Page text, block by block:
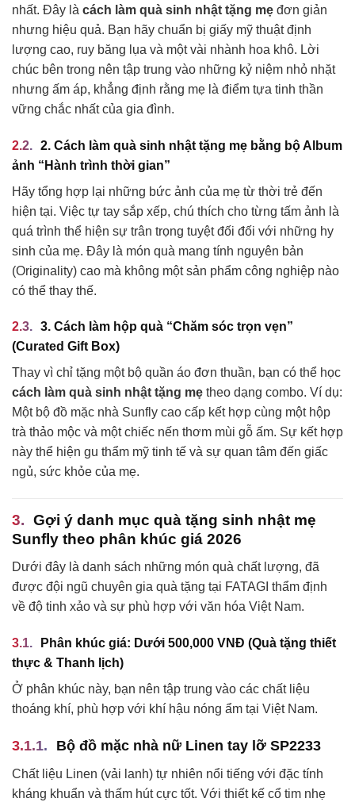
nhất. Đây là cách làm quà sinh nhật tặng mẹ đơn giản
nhưng hiệu quả. Bạn hãy chuẩn bị giấy mỹ thuật định
lượng cao, ruy băng lụa và một vài nhành hoa khô. Lời
chúc bên trong nên tập trung vào những kỷ niệm nhỏ nhặt
nhưng ấm áp, khẳng định rằng mẹ là điểm tựa tinh thần
vững chắc nhất của gia đình.
2. Cách làm quà sinh nhật tặng mẹ bằng bộ Album
ảnh “Hành trình thời gian”
Hãy tổng hợp lại những bức ảnh của mẹ từ thời trẻ đến
hiện tại. Việc tự tay sắp xếp, chú thích cho từng tấm ảnh là
quá trình thể hiện sự trân trọng tuyệt đối đối với những hy
sinh của mẹ. Đây là món quà mang tính nguyên bản
(Originality) cao mà không một sản phẩm công nghiệp nào
có thể thay thế.
3. Cách làm hộp quà “Chăm sóc trọn vẹn”
(Curated Gift Box)
Thay vì chỉ tặng một bộ quần áo đơn thuần, bạn có thể học
cách làm quà sinh nhật tặng mẹ theo dạng combo. Ví dụ:
Một bộ đồ mặc nhà Sunfly cao cấp kết hợp cùng một hộp
trà thảo mộc và một chiếc nến thơm mùi gỗ ấm. Sự kết hợp
này thể hiện gu thẩm mỹ tinh tế và sự quan tâm đến giấc
ngủ, sức khỏe của mẹ.
Gợi ý danh mục quà tặng sinh nhật mẹ
Sunfly theo phân khúc giá 2026
Dưới đây là danh sách những món quà chất lượng, đã
được đội ngũ chuyên gia quà tặng tại FATAGI thẩm định
về độ tinh xảo và sự phù hợp với văn hóa Việt Nam.
Phân khúc giá: Dưới 500,000 VNĐ (Quà tặng thiết
thực & Thanh lịch)
Ở phân khúc này, bạn nên tập trung vào các chất liệu
thoáng khí, phù hợp với khí hậu nóng ẩm tại Việt Nam.
Bộ đồ mặc nhà nữ Linen tay lỡ SP2233
Chất liệu Linen (vải lanh) tự nhiên nổi tiếng với đặc tính
kháng khuẩn và thấm hút cực tốt. Với thiết kế cổ tim nhẹ